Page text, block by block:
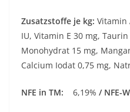
Zusatzstoffe je kg: Vitamin
IU, Vitamin E 30 mg,
Monohydrat 15 mg,
Calcium Iodat 0,75 mg,
NFE in TM: 6,19% / NFE-